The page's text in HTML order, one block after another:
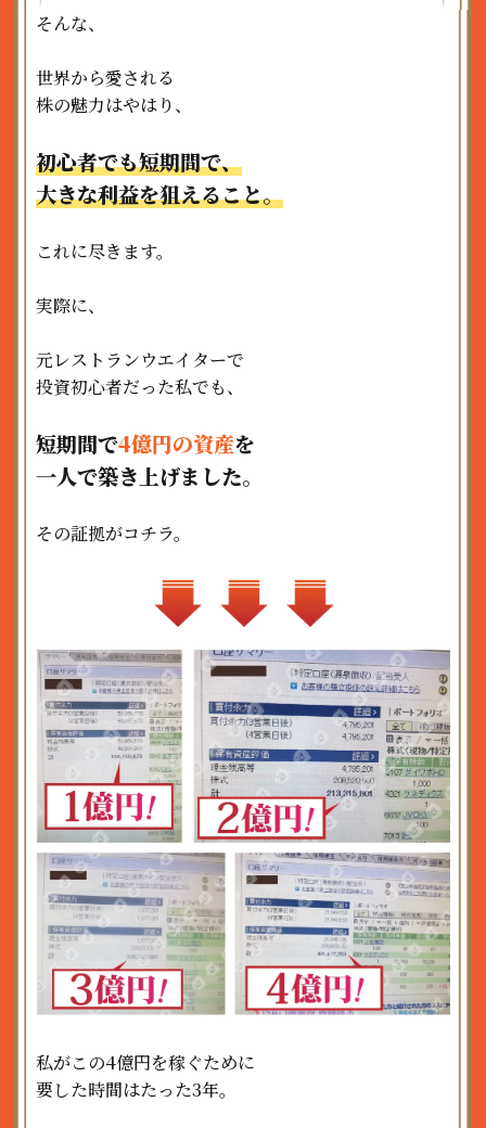
そんな、
世界から愛される
株の魅力はやはり、
初心者でも短期間で、
大きな利益を狙えること。
これに尽きます。
実際に、
元レストランウエイターで
投資初心者だった私でも、
短期間で4億円の資産を
一人で築き上げました。
その証拠がコチラ。
私がこの4億円を稼ぐために
要した時間はたった3年。